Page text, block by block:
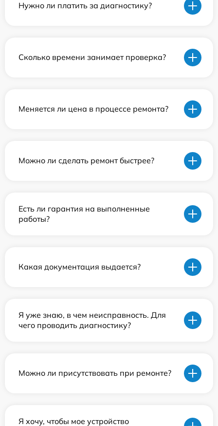
Нужно ли платить за диагностику?
Сколько времени занимает проверка?
Меняется ли цена в процессе ремонта?
Можно ли сделать ремонт быстрее?
Есть ли гарантия на выполненные
работы?
Какая документация выдается?
Я уже знаю, в чем неисправность. Для
чего проводить диагностику?
Можно ли присутствовать при ремонте?
Я хочу, чтобы мое устройство